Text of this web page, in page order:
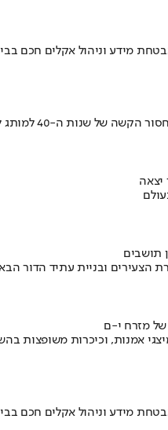
מידע וניהול אקלים חכם
יצאה
הצעירים ובניית עתיד הדור
של מזרח י-ם
מידע וניהול אקלים חכם